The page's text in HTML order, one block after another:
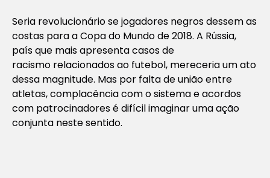
Seria revolucionário se jogadores negros dessem as
costas para a Copa do Mundo de 2018. A Rússia,
país que mais apresenta casos de
racismo relacionados ao futebol, mereceria um ato
dessa magnitude. Mas por falta de união entre
atletas, complacência com o sistema e acordos
com patrocinadores é difícil imaginar uma ação
conjunta neste sentido.